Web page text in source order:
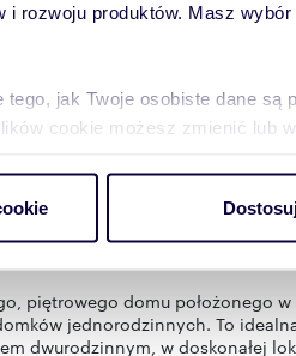
i rozwoju produktów. Masz
jak Twoje osobiste dane są
cookie możesz zmienić lub
o tym, jak korzystasz z
mogą połączyć te
z ich usług.
piętrowego domu położonego
jednorodzinnych. To
dwurodzinnym, w doskonałej